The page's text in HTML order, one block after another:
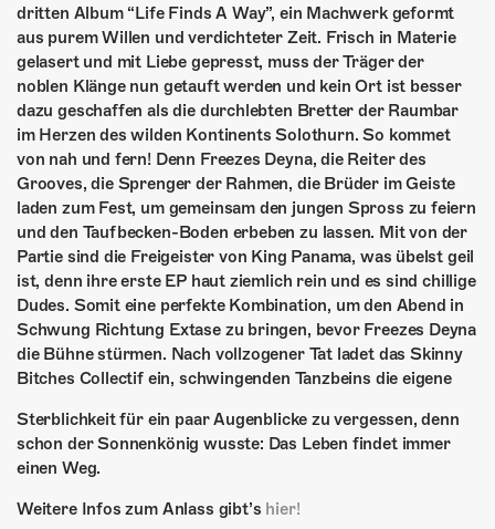
dritten Album “Life Finds A Way”, ein Machwerk geformt
aus purem Willen und verdichteter Zeit. Frisch in Materie
gelasert und mit Liebe gepresst, muss der Träger der
noblen Klänge nun getauft werden und kein Ort ist besser
dazu geschaffen als die durchlebten Bretter der Raumbar
im Herzen des wilden Kontinents Solothurn. So kommet
von nah und fern! Denn Freezes Deyna, die Reiter des
Grooves, die Sprenger der Rahmen, die Brüder im Geiste
laden zum Fest, um gemeinsam den jungen Spross zu feiern
und den Taufbecken-Boden erbeben zu lassen. Mit von der
Partie sind die Freigeister von King Panama, was übelst geil
ist, denn ihre erste EP haut ziemlich rein und es sind chillige
Dudes. Somit eine perfekte Kombination, um den Abend in
Schwung Richtung Extase zu bringen, bevor Freezes Deyna
die Bühne stürmen. Nach vollzogener Tat ladet das Skinny
Bitches Collectif ein, schwingenden Tanzbeins die eigene
Sterblichkeit für ein paar Augenblicke zu vergessen, denn
schon der Sonnenkönig wusste: Das Leben findet immer
einen Weg.
Weitere Infos zum Anlass gibt’s hier!